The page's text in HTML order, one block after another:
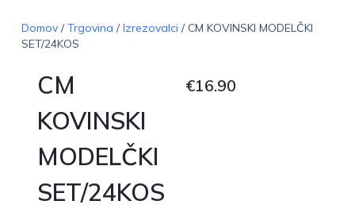
Domov/Trgovina /Izrezovalci / CM KOVINSKI MODELČKI
SET/24KOS
CM
KOVINSKI
MODELČKI
SET/24KOS
€16.90